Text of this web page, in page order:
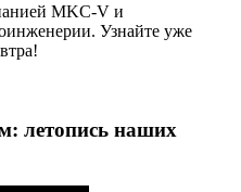
MKC-V и
Узнайте уже
летопись наших